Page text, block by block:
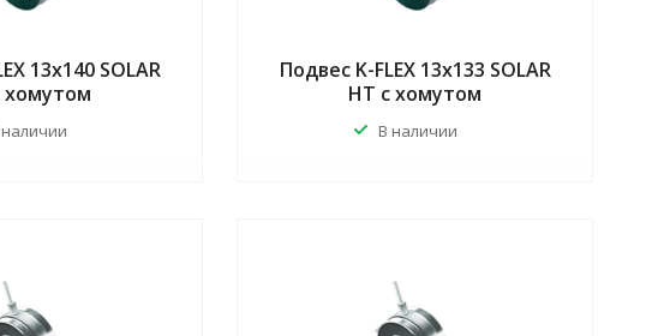
13x140 SOLAR
хомутом
Подвес K-FLEX 13x133 SOLAR
HT с хомутом
В наличии